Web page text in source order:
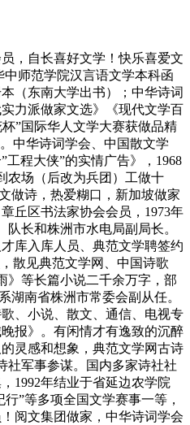
，自长喜好文学！快乐喜爱文
师范学院汉言语文学本科函
（东南大学出书）；中华诗词
力派做家文选》《现代文学百
”国际华人文学大赛获做品精
中华诗词学会、中国散文学
程大侠”的实情广告》，1968
农场（后改为兵团）工做十
做诗，热爱糊口，新加坡做家
丘区书法家协会会员，1973年
长和株洲市水电局副局长。
库入库人员、典范文学聘签约
散见典范文学网、中国诗歌
》等长篇小说二千余万字，部
湖南省株洲市常委会副从任。
、小说、散文、通信、电视专
报》。有闲情才有逸致的沉醉
灵感和想象，典范文学网古诗
社军事参谋。国内多家诗社社
1992年结业于省延边农学院
”等多项全国文学赛事一等，
阅文集团做家，中华诗词学会